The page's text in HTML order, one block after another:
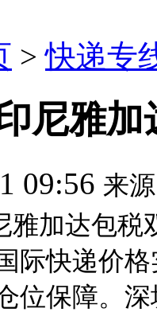
>快递专
尼雅
09:56 来
加达包税
际快递价
位保障。